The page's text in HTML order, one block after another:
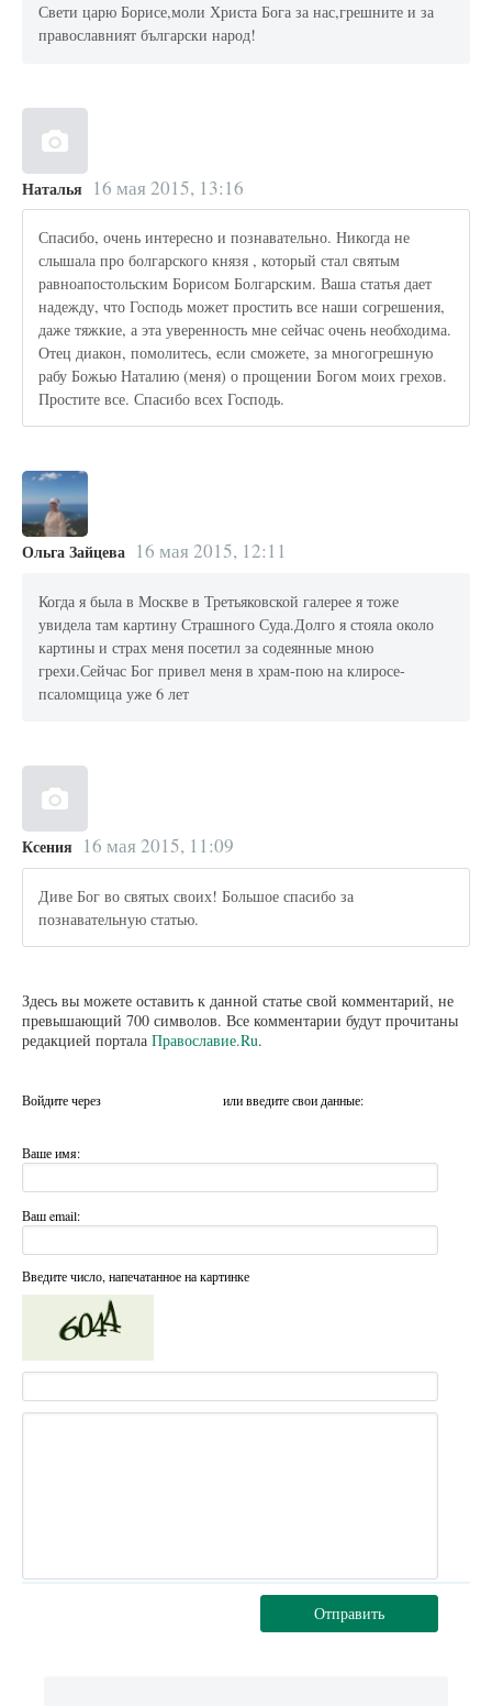
Свети царю Борисе,моли Христа Бога за нас,грешните и за
православният български народ!
Наталья 16 мая 2015, 13:16
Спасибо, очень интересно и познавательно. Никогда не
слышала про болгарского князя , который стал святым
равноапостольским Борисом Болгарским. Ваша статья дает
надежду, что Господь может простить все наши согрешения,
даже тяжкие, а эта уверенность мне сейчас очень необходима.
Отец диакон, помолитесь, если сможете, за многогрешную
рабу Божью Наталию (меня) о прощении Богом моих грехов.
Простите все. Спасибо всех Господь.
Ольга Зайцева 16 мая 2015, 12:11
Когда я была в Москве в Третьяковской галерее я тоже
увидела там картину Страшного Суда.Долго я стояла около
картины и страх меня посетил за содеянные мною
грехи.Сейчас Бог привел меня в храм-пою на клиросе-
псаломщица уже 6 лет
Ксения 16 мая 2015, 11:09
Диве Бог во святых своих! Большое спасибо за
познавательную статью.
Здесь вы можете оставить к данной статье свой комментарий, не
превышающий 700 символов. Все комментарии будут прочитаны
редакцией портала Православие.Ru.
Войдите через или введите свои данные:
Ваше имя:
Ваш email:
Введите число, напечатанное на картинке
Отправить